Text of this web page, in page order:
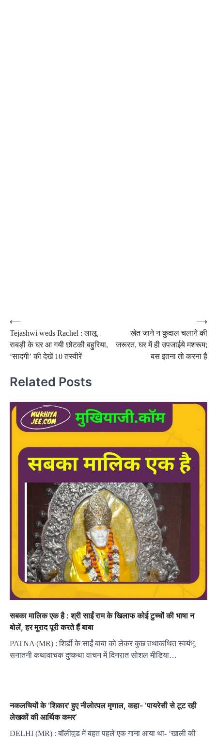
Post
navigation
⟵
Tejashwi weds Rachel : लालू-
राबड़ी के घर आ गयी छोटकी बहुरिया,
‘सादगी’ की देखें 10 तस्वीरें
खेत जाने न कुदाल चलाने की
जरूरत, घर में ही उपजाईये मशरूम;
बस इतना तो करना है
⟶
Related Posts
सबका मालिक एक है : श्री साईं राम के खिलाफ कोई टुच्चों की भाषा न
बोलें, हर मुराद पूरी करते हैं बाबा
PATNA (MR) : शिर्डी के साईं बाबा को लेकर कुछ तथाकथित स्वयंभू
सनातनी कथावाचक दुष्कथा वाचन में दिनरात सोशल मीडिया…
नकलचियों के ‘शिकार’ हुए नीलोत्पल मृणाल, कहा- ‘पायरेसी से टूट रही
लेखकों की आर्थिक कमर’
DELHI (MR) : बॉलीवुड में बहुत पहले एक गाना आया था- ‘खाली की